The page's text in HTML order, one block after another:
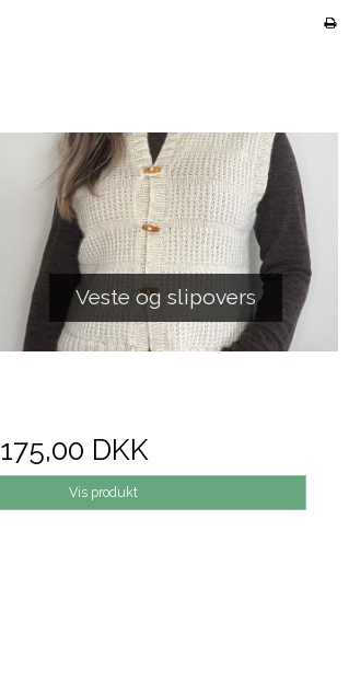
Veste og slipovers
175,00 DKK
Vis produkt